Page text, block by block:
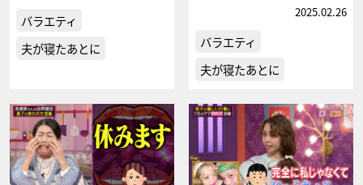
バラエティ
夫が寝たあとに
2025.02.26
バラエティ
夫が寝たあとに